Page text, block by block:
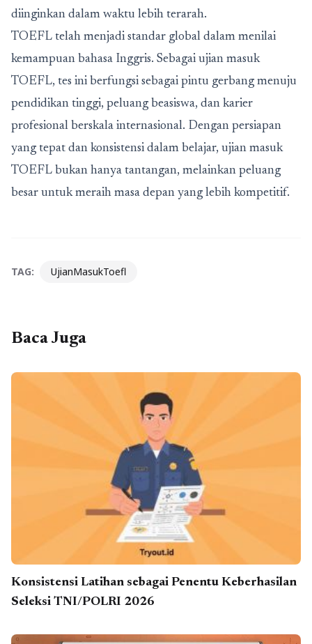
diinginkan dalam waktu lebih terarah.
TOEFL telah menjadi standar global dalam menilai
kemampuan bahasa Inggris. Sebagai ujian masuk
TOEFL, tes ini berfungsi sebagai pintu gerbang menuju
pendidikan tinggi, peluang beasiswa, dan karier
profesional berskala internasional. Dengan persiapan
yang tepat dan konsistensi dalam belajar, ujian masuk
TOEFL bukan hanya tantangan, melainkan peluang
besar untuk meraih masa depan yang lebih kompetitif.
TAG: UjianMasukToefl
Baca Juga
Konsistensi Latihan sebagai Penentu Keberhasilan
Seleksi TNI/POLRI 2026